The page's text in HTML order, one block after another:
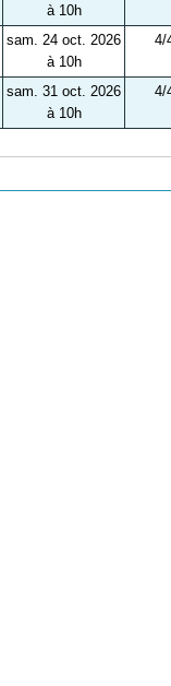
à 10h
sam. 24 oct. 2026
à 10h
4/
sam. 31 oct. 2026
à 10h
4/